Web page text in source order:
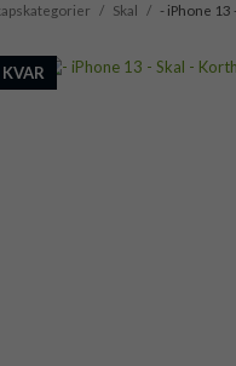
/ Skal / - iPhone 13